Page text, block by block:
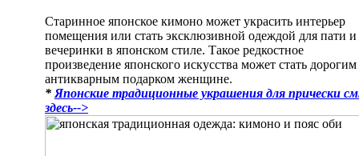
Старинное японское кимоно может украсить интерьер
помещения или стать эксклюзивной одеждой для пати и
вечеринки в японском стиле. Такое редкостное
произведение японского искусства может стать дорогим
антикварным подарком женщине.
* Японские традиционные украшения для прически
здесь-->